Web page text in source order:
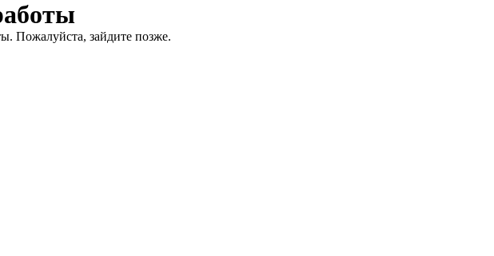
Пожалуйста, зайдите позже.